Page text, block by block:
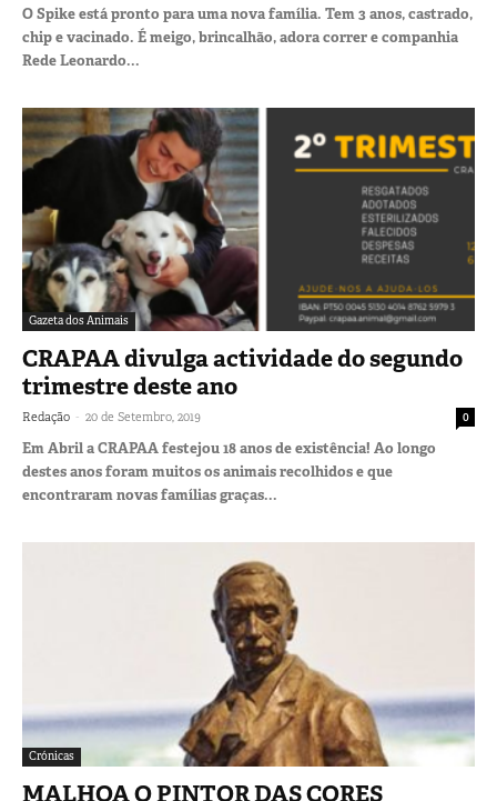
O Spike está pronto para uma nova família. Tem 3 anos, castrado,
chip e vacinado. É meigo, brincalhão, adora correr e companhia
Rede Leonardo...
Gazeta dos Animais
CRAPAA divulga actividade do segundo
trimestre deste ano
Redação - 20 de Setembro, 2019 0
Em Abril a CRAPAA festejou 18 anos de existência! Ao longo
destes anos foram muitos os animais recolhidos e que
encontraram novas famílias graças...
Crónicas
MALHOA O PINTOR DAS CORES